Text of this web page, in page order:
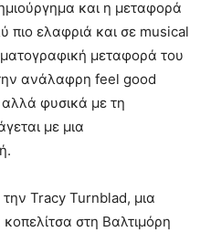
και η μεταφορά
πιο ελαφριά και σε musical
μεταφορά του
ανάλαφρη feel good
φυσικά με τη
με μια
Tracy Turnblad, μια
στη Βαλτιμόρη